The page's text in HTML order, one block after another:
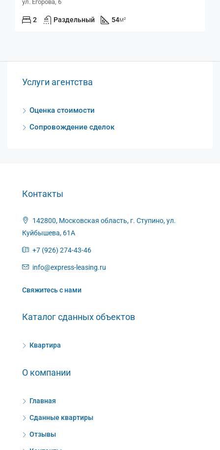
ул. Егорова, 6
2 Раздельный 54м²
Услуги агентства
Оценка стоимости
Сопровождение сделок
Контакты
142800, Московская область, г. Ступино, ул.
Куйбышева, 61А
+7 (926) 274-43-46
info@express-leasing.ru
Свяжитесь с нами
Каталог сданных объектов
Квартира
О компании
Главная
Сданные квартиры
Отзывы